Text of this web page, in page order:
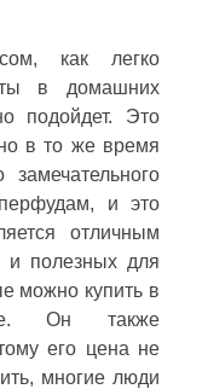
как легко
в домашних
подойдет. Это
в то же время
замечательного
и это
отличным
и полезных для
можно купить в
Он также
его цена не
многие люди